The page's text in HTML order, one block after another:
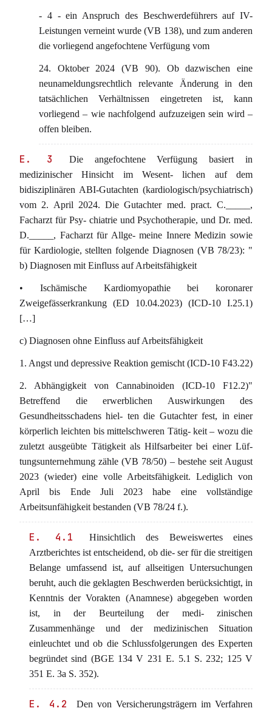
- 4 - ein Anspruch des Beschwerdeführers auf IV-
Leistungen verneint wurde (VB 138), und zum anderen
die vorliegend angefochtene Verfügung vom
24. Oktober 2024 (VB 90). Ob dazwischen eine
neunameldungsrechtlich relevante Änderung in den
tatsächlichen Verhältnissen eingetreten ist, kann
vorliegend – wie nachfolgend aufzuzeigen sein wird –
offen bleiben.
E. 3
Die angefochtene Verfügung basiert in
medizinischer Hinsicht im Wesent- lichen auf dem
bidisziplinären ABI-Gutachten (kardiologisch/psychiatrisch)
vom 2. April 2024. Die Gutachter med. pract. C._____,
Facharzt für Psy- chiatrie und Psychotherapie, und Dr. med.
D._____, Facharzt für Allge- meine Innere Medizin sowie
für Kardiologie, stellten folgende Diagnosen (VB 78/23): "
b) Diagnosen mit Einfluss auf Arbeitsfähigkeit
• Ischämische Kardiomyopathie bei koronarer
Zweigefässerkrankung (ED 10.04.2023) (ICD-10 I.25.1)
[…]
c) Diagnosen ohne Einfluss auf Arbeitsfähigkeit
1. Angst und depressive Reaktion gemischt (ICD-10 F43.22)
2. Abhängigkeit von Cannabinoiden (ICD-10 F12.2)"
Betreffend die erwerblichen Auswirkungen des
Gesundheitsschadens hiel- ten die Gutachter fest, in einer
körperlich leichten bis mittelschweren Tätig- keit – wozu die
zuletzt ausgeübte Tätigkeit als Hilfsarbeiter bei einer Lüf-
tungsunternehmung zähle (VB 78/50) – bestehe seit August
2023 (wieder) eine volle Arbeitsfähigkeit. Lediglich von
April bis Ende Juli 2023 habe eine vollständige
Arbeitsunfähigkeit bestanden (VB 78/24 f.).
E. 4.1
Hinsichtlich des Beweiswertes eines
Arztberichtes ist entscheidend, ob die- ser für die streitigen
Belange umfassend ist, auf allseitigen Untersuchungen
beruht, auch die geklagten Beschwerden berücksichtigt, in
Kenntnis der Vorakten (Anamnese) abgegeben worden
ist, in der Beurteilung der medi- zinischen
Zusammenhänge und der medizinischen Situation
einleuchtet und ob die Schlussfolgerungen des Experten
begründet sind (BGE 134 V 231 E. 5.1 S. 232; 125 V
351 E. 3a S. 352).
E. 4.2
Den von Versicherungsträgern im Verfahren